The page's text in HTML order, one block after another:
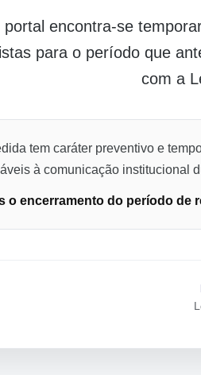
portal encontra-se
para o período que
com a
tem caráter preventivo e
à comunicação institucional
o encerramento do período de